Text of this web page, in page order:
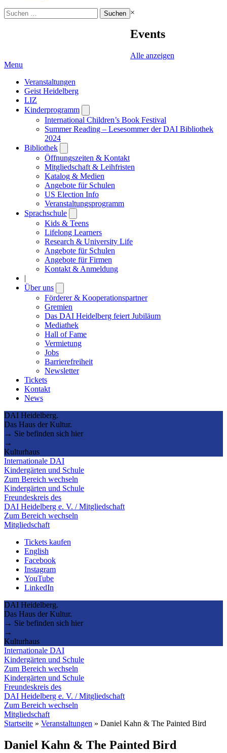
Suchen
nach:
×
Events
Alle anzeigen
Menu
Veranstaltungen
Geist Heidelberg
LIZ
Kinderprogramm
submenu
International Children’s Book Festival
Summer Reading – Lesesommer der DAI Bibliothek
2024
Bibliothek
submenu
Öffnungszeiten & Kontakt
Mitgliedschaft & Leihfristen
Katalog & Medien
Angebote für Schulen
US Election Info
Veranstaltungsprogramm
Sprachschule
submenu
Kids & Teens
Lifelong Learners
Research & University Life
Angebote für Schulen
Angebote für Firmen
Kontakt & Anmeldung
|
Über uns
submenu
Förderer & Kooperationspartner
Gremien
Das DAI Heidelberg feiert Jubiläum
Mediathek
Hall of Fame
Vermietung
Jobs
Barrierefreiheit
Newsletter
Tickets
Kontakt
News
DAI Heidelberg.
Das Haus der Kultur.
→ Sie befinden sich hier
→
Kulturhaus
Internationale DAI
Kindergärten und Schule
Zum Bereich wechseln
Kindergärten und Schule
Freundeskreis des
DAI Heidelberg e. V. / Mitgliedschaft
Zum Bereich wechseln
Mitgliedschaft
Tickets kaufen
English
Facebook
Instagram
YouTube
LinkedIn
DAI Heidelberg.
Das Haus der Kultur.
→ Sie befinden sich hier
→
Kulturhaus
Internationale DAI
Kindergärten und Schule
Zum Bereich wechseln
Kindergärten und Schule
Freundeskreis des
DAI Heidelberg e. V. / Mitgliedschaft
Zum Bereich wechseln
Mitgliedschaft
Startseite » Veranstaltungen » Daniel Kahn & The Painted Bird
Daniel Kahn & The Painted Bird